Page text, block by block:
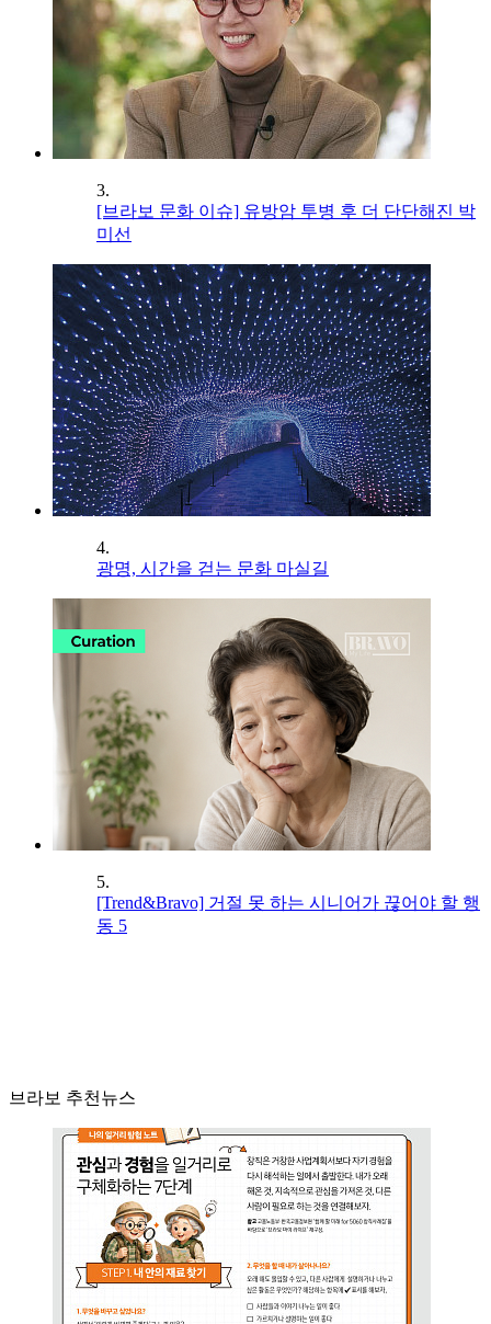
3.
[브라보 문화 이슈] 유방암 투병 후 더 단단해진 박
미선
4.
광명, 시간을 걷는 문화 마실길
5.
[Trend&Bravo] 거절 못 하는 시니어가 끊어야 할 행
동 5
브라보 추천뉴스